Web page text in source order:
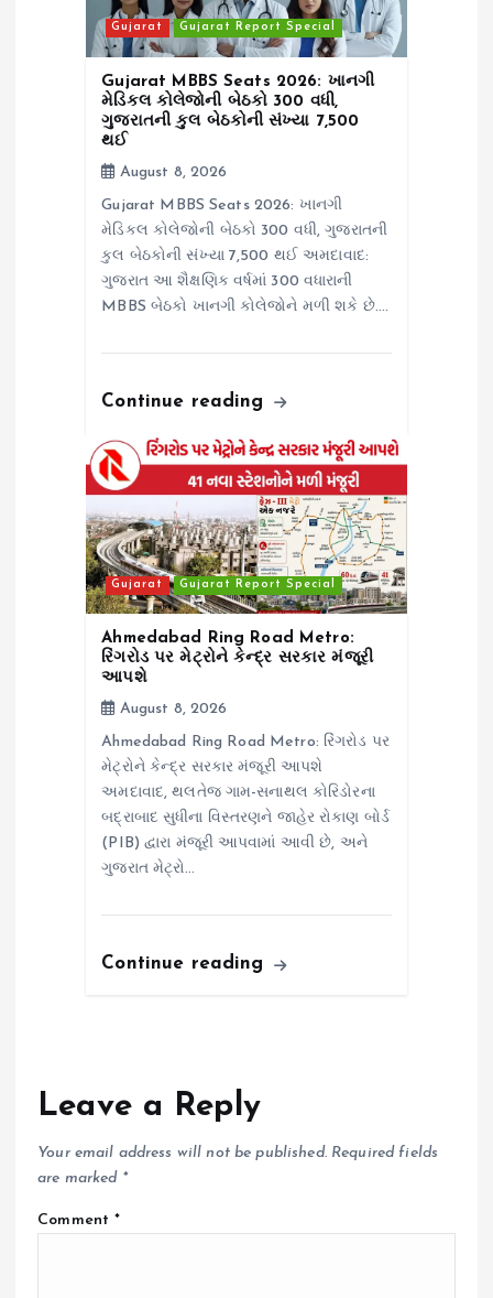
Gujarat Gujarat Report Special
Gujarat MBBS Seats 2026: ખાનગી
મેડિકલ કોલેજોની બેઠકો 300 વધી,
ગુજરાતની કુલ બેઠકોની સંખ્યા 7,500
થઈ
August 8, 2026
Gujarat MBBS Seats 2026: ખાનગી
મેડિકલ કોલેજોની બેઠકો 300 વધી, ગુજરાતની
કુલ બેઠકોની સંખ્યા 7,500 થઈ અમદાવાદ:
ગુજરાત આ શૈક્ષણિક વર્ષમાં 300 વધારાની
MBBS બેઠકો ખાનગી કોલેજોને મળી શકે છે.…
Continue reading
Gujarat Gujarat Report Special
Ahmedabad Ring Road Metro:
રિંગરોડ પર મેટ્રોને કેન્દ્ર સરકાર મંજૂરી
આપશે
August 8, 2026
Ahmedabad Ring Road Metro: રિંગરોડ પર
મેટ્રોને કેન્દ્ર સરકાર મંજૂરી આપશે
અમદાવાદ, થલતેજ ગામ-સનાથલ કોરિડોરના
બદ્રાબાદ સુધીના વિસ્તરણને જાહેર રોકાણ બોર્ડ
(PIB) દ્વારા મંજૂરી આપવામાં આવી છે, અને
ગુજરાત મેટ્રો…
Continue reading
Leave a Reply
Your email address will not be published. Required fields
are marked *
Comment*